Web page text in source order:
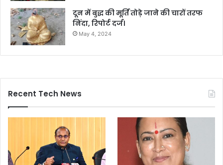
दून में बुद्ध की मूर्ति तोड़े जाने की चारों तरफ
निंदा, रिपोर्ट दर्ज।
May 4, 2024
Recent Tech News